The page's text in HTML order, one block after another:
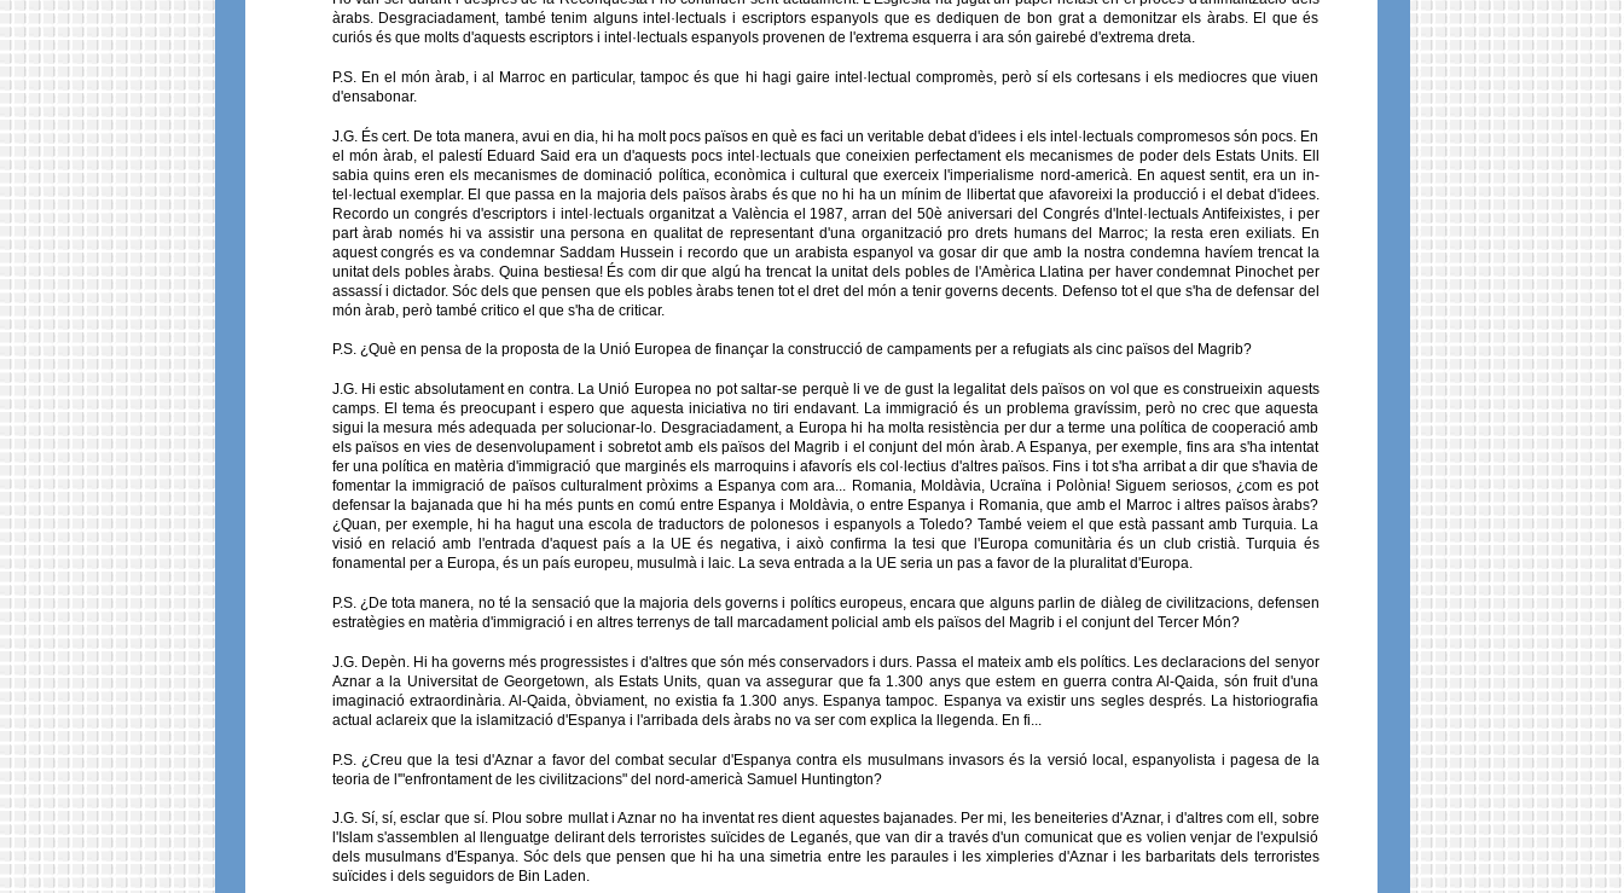
àrabs. Desgraciadament, també tenim alguns intel·lectuals i escriptors espanyols que es dediquen de bon grat a demonitzar els àrabs. El que és
curiós és que molts d'aquests escriptors i intel·lectuals espanyols provenen de l'extrema esquerra i ara són gairebé d'extrema dreta.
P.S. En el món àrab, i al Marroc en particular, tampoc és que hi hagi gaire intel·lectual compromès, però sí els cortesans i els mediocres que viuen
d'ensabonar.
J.G. És cert. De tota manera, avui en dia, hi ha molt pocs països en què es faci un veritable debat d'idees i els intel·lectuals compromesos són pocs. En
el món àrab, el palestí Eduard Said era un d'aquests pocs intel·lectuals que coneixien perfectament els mecanismes de poder dels Estats Units. Ell
sabia quins eren els mecanismes de dominació política, econòmica i cultural que exerceix l'imperialisme nord-americà. En aquest sentit, era un in-
tel·lectual exemplar. El que passa en la majoria dels països àrabs és que no hi ha un mínim de llibertat que afavoreixi la producció i el debat d'idees.
Recordo un congrés d'escriptors i intel·lectuals organitzat a València el 1987, arran del 50è aniversari del Congrés d'Intel·lectuals Antifeixistes, i per
part àrab només hi va assistir una persona en qualitat de representant d'una organització pro drets humans del Marroc; la resta eren exiliats. En
aquest congrés es va condemnar Saddam Hussein i recordo que un arabista espanyol va gosar dir que amb la nostra condemna havíem trencat la
unitat dels pobles àrabs. Quina bestiesa! És com dir que algú ha trencat la unitat dels pobles de l'Amèrica Llatina per haver condemnat Pinochet per
assassí i dictador. Sóc dels que pensen que els pobles àrabs tenen tot el dret del món a tenir governs decents. Defenso tot el que s'ha de defensar del
món àrab, però també critico el que s'ha de criticar.
P.S. ¿Què en pensa de la proposta de la Unió Europea de finançar la construcció de campaments per a refugiats als cinc països del Magrib?
J.G. Hi estic absolutament en contra. La Unió Europea no pot saltar-se perquè li ve de gust la legalitat dels països on vol que es construeixin aquests
camps. El tema és preocupant i espero que aquesta iniciativa no tiri endavant. La immigració és un problema gravíssim, però no crec que aquesta
sigui la mesura més adequada per solucionar-lo. Desgraciadament, a Europa hi ha molta resistència per dur a terme una política de cooperació amb
els països en vies de desenvolupament i sobretot amb els països del Magrib i el conjunt del món àrab. A Espanya, per exemple, fins ara s'ha intentat
fer una política en matèria d'immigració que marginés els marroquins i afavorís els col·lectius d'altres països. Fins i tot s'ha arribat a dir que s'havia de
fomentar la immigració de països culturalment pròxims a Espanya com ara... Romania, Moldàvia, Ucraïna i Polònia! Siguem seriosos, ¿com es pot
defensar la bajanada que hi ha més punts en comú entre Espanya i Moldàvia, o entre Espanya i Romania, que amb el Marroc i altres països àrabs?
¿Quan, per exemple, hi ha hagut una escola de traductors de polonesos i espanyols a Toledo? També veiem el que està passant amb Turquia. La
visió en relació amb l'entrada d'aquest país a la UE és negativa, i això confirma la tesi que l'Europa comunitària és un club cristià. Turquia és
fonamental per a Europa, és un país europeu, musulmà i laic. La seva entrada a la UE seria un pas a favor de la pluralitat d'Europa.
P.S. ¿De tota manera, no té la sensació que la majoria dels governs i polítics europeus, encara que alguns parlin de diàleg de civilitzacions, defensen
estratègies en matèria d'immigració i en altres terrenys de tall marcadament policial amb els països del Magrib i el conjunt del Tercer Món?
J.G. Depèn. Hi ha governs més progressistes i d'altres que són més conservadors i durs. Passa el mateix amb els polítics. Les declaracions del senyor
Aznar a la Universitat de Georgetown, als Estats Units, quan va assegurar que fa 1.300 anys que estem en guerra contra Al-Qaida, són fruit d'una
imaginació extraordinària. Al-Qaida, òbviament, no existia fa 1.300 anys. Espanya tampoc. Espanya va existir uns segles després. La historiografia
actual aclareix que la islamització d'Espanya i l'arribada dels àrabs no va ser com explica la llegenda. En fi...
P.S. ¿Creu que la tesi d'Aznar a favor del combat secular d'Espanya contra els musulmans invasors és la versió local, espanyolista i pagesa de la
teoria de l'"enfrontament de les civilitzacions" del nord-americà Samuel Huntington?
J.G. Sí, sí, esclar que sí. Plou sobre mullat i Aznar no ha inventat res dient aquestes bajanades. Per mi, les beneiteries d'Aznar, i d'altres com ell, sobre
l'Islam s'assemblen al llenguatge delirant dels terroristes suïcides de Leganés, que van dir a través d'un comunicat que es volien venjar de l'expulsió
dels musulmans d'Espanya. Sóc dels que pensen que hi ha una simetria entre les paraules i les ximpleries d'Aznar i les barbaritats dels terroristes
suïcides i dels seguidors de Bin Laden.